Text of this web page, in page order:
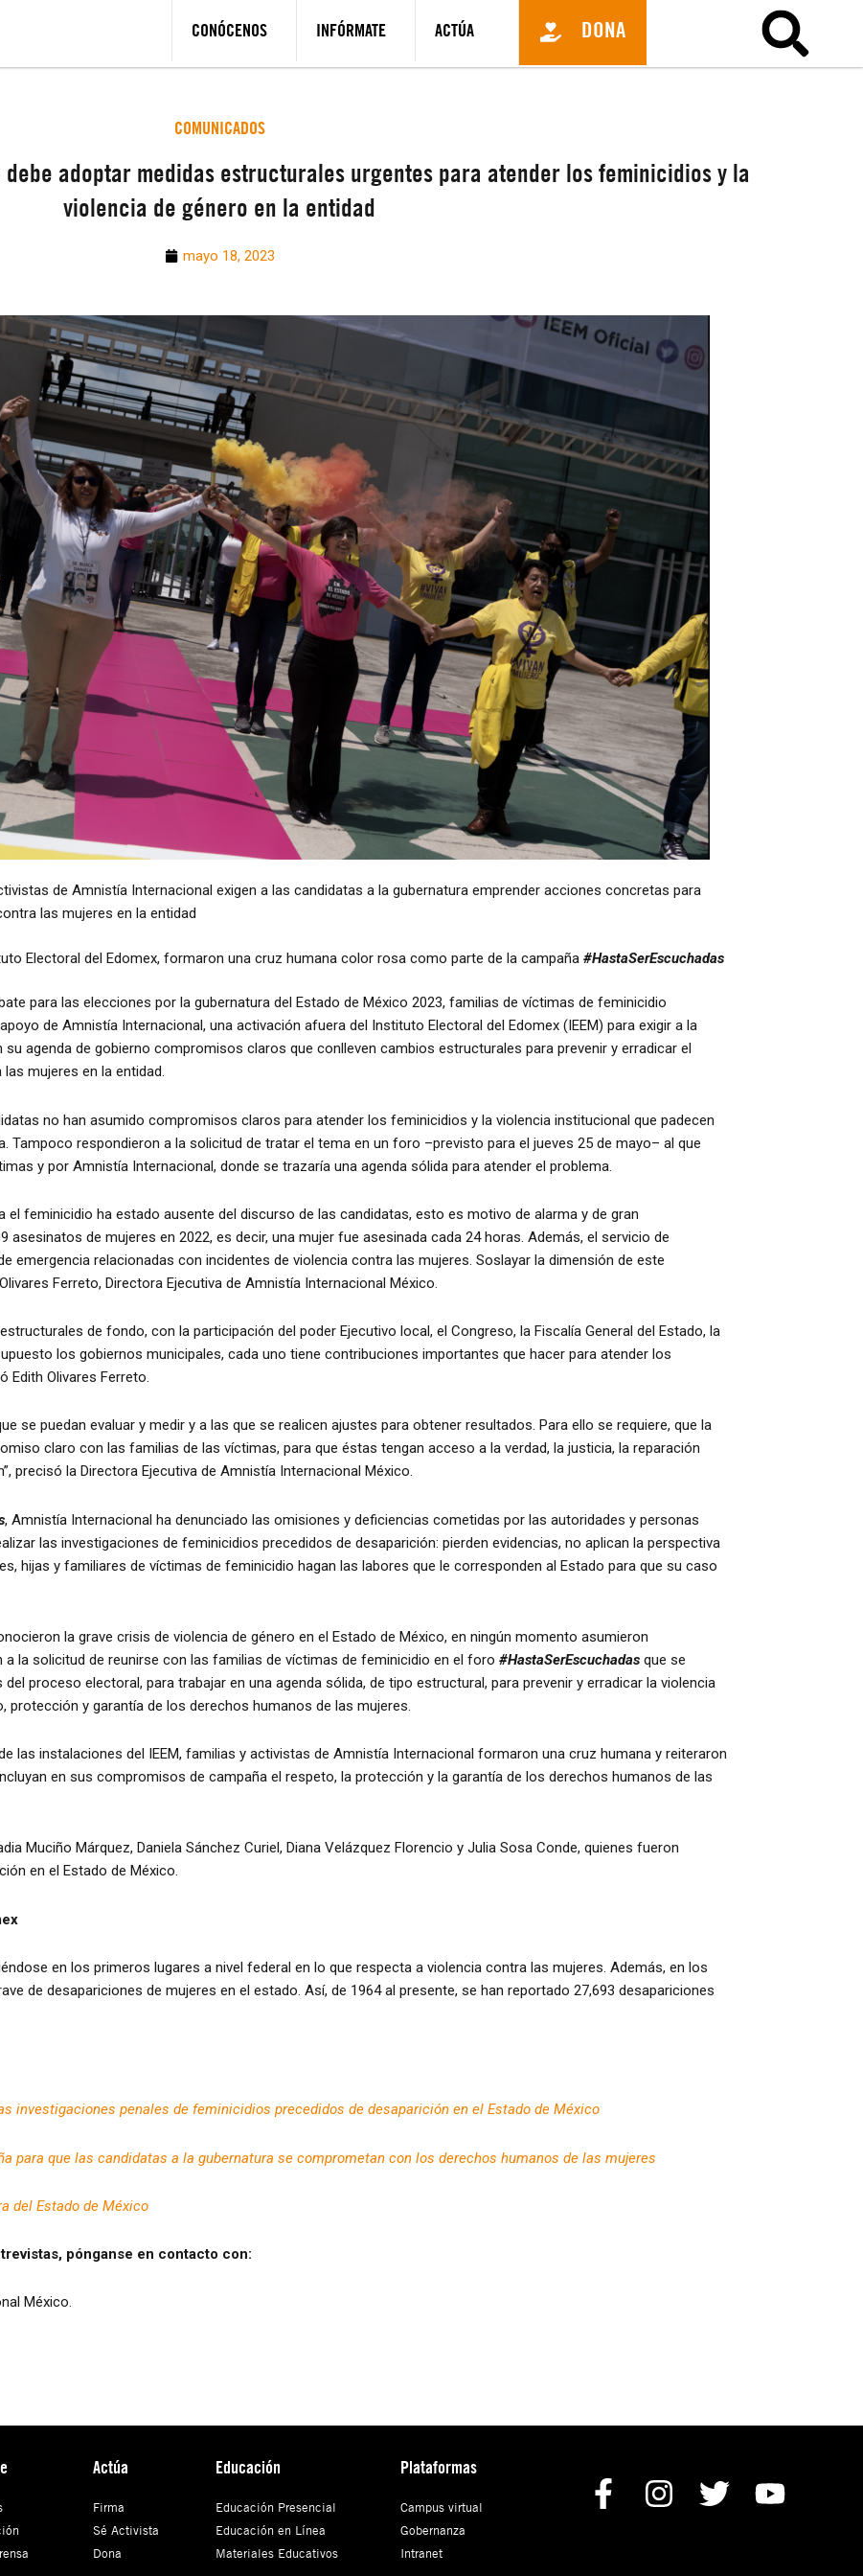
CONÓCENOS INFÓRMATE ACTÚA DONA
COMUNICADOS
debe adoptar medidas estructurales urgentes para atender los feminicidios y la
violencia de género en la entidad
mayo 18, 2023
de Amnistía Internacional exigen a las candidatas a la gubernatura emprender acciones concretas para
las mujeres en la entidad
Electoral del Edomex, formaron una cruz humana color rosa como parte de la campaña #HastaSerEscuchadas
para las elecciones por la gubernatura del Estado de México 2023, familias de víctimas de feminicidio
de Amnistía Internacional, una activación afuera del Instituto Electoral del Edomex (IEEM) para exigir a la
su agenda de gobierno compromisos claros que conlleven cambios estructurales para prevenir y erradicar el
mujeres en la entidad.
no han asumido compromisos claros para atender los feminicidios y la violencia institucional que padecen
Tampoco respondieron a la solicitud de tratar el tema en un foro –previsto para el jueves 25 de mayo– al que
y por Amnistía Internacional, donde se trazaría una agenda sólida para atender el problema.
el feminicidio ha estado ausente del discurso de las candidatas, esto es motivo de alarma y de gran
asesinatos de mujeres en 2022, es decir, una mujer fue asesinada cada 24 horas. Además, el servicio de
emergencia relacionadas con incidentes de violencia contra las mujeres. Soslayar la dimensión de este
Ferreto, Directora Ejecutiva de Amnistía Internacional México.
de fondo, con la participación del poder Ejecutivo local, el Congreso, la Fiscalía General del Estado, la
los gobiernos municipales, cada uno tiene contribuciones importantes que hacer para atender los
Edith Olivares Ferreto.
se puedan evaluar y medir y a las que se realicen ajustes para obtener resultados. Para ello se requiere, que la
claro con las familias de las víctimas, para que éstas tengan acceso a la verdad, la justicia, la reparación
precisó la Directora Ejecutiva de Amnistía Internacional México.
, Amnistía Internacional ha denunciado las omisiones y deficiencias cometidas por las autoridades y personas
las investigaciones de feminicidios precedidos de desaparición: pierden evidencias, no aplican la perspectiva
hijas y familiares de víctimas de feminicidio hagan las labores que le corresponden al Estado para que su caso
la grave crisis de violencia de género en el Estado de México, en ningún momento asumieron
la solicitud de reunirse con las familias de víctimas de feminicidio en el foro #HastaSerEscuchadas que se
proceso electoral, para trabajar en una agenda sólida, de tipo estructural, para prevenir y erradicar la violencia
protección y garantía de los derechos humanos de las mujeres.
las instalaciones del IEEM, familias y activistas de Amnistía Internacional formaron una cruz humana y reiteraron
en sus compromisos de campaña el respeto, la protección y la garantía de los derechos humanos de las
Muciño Márquez, Daniela Sánchez Curiel, Diana Velázquez Florencio y Julia Sosa Conde, quienes fueron
en el Estado de México.
en los primeros lugares a nivel federal en lo que respecta a violencia contra las mujeres. Además, en los
de desapariciones de mujeres en el estado. Así, de 1964 al presente, se han reportado 27,693 desapariciones
investigaciones penales de feminicidios precedidos de desaparición en el Estado de México
para que las candidatas a la gubernatura se comprometan con los derechos humanos de las mujeres
del Estado de México
pónganse en contacto con:
México.
Actúa
Firma
Sé Activista
Dona
Educación
Educación Presencial
Educación en Línea
Materiales Educativos
Plataformas
Campus virtual
Gobernanza
Intranet